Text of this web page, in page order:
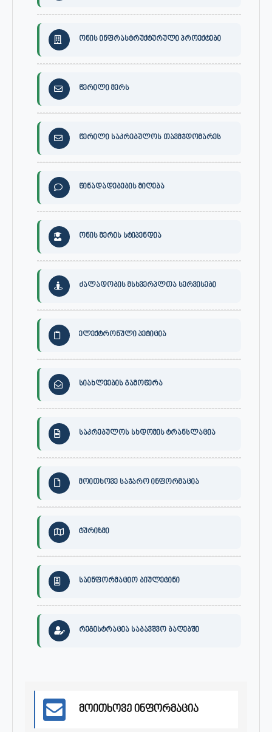
ონის ინფრასტრუქტურული პროექტები
წერილი მერს
წერილი საკრებულოს თავმჯდომარეს
წინადადებების მიღება
ონის მერის სტიპენდია
ძალადობის მსხვერპლთა სერვისები
ელექტრონული პეტიცია
სიახლეების გამოწერა
საკრებულოს სხდომის ტრანსლაცია
მოითხოვე საჯარო ინფორმაცია
ტურიზმი
საინფორმაციო ბიულეტინი
რეგისტრაცია საბავშვო ბაღებში
მოითხოვე ინფორმაცია